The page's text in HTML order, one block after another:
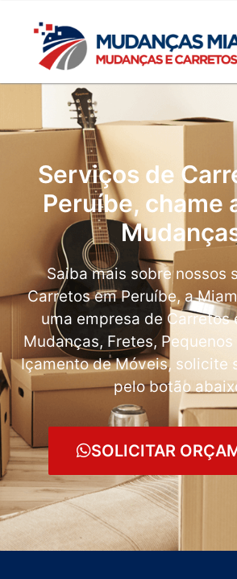
Serviços de
Peruíbe, chame
Saiba mais sobre nossos
Carretos em Peruíbe, a
uma empresa de Carretos
Mudanças, Fretes, Pequenos
Içamento de Móveis, solicite
pelo botão
SOLICITAR